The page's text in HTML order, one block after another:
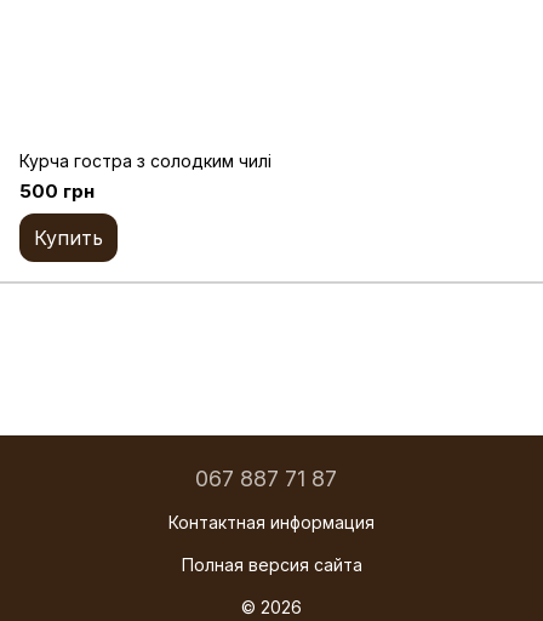
Курча гостра з солодким чилі
500 грн
Купить
067 887 71 87
Контактная информация
Полная версия сайта
© 2026